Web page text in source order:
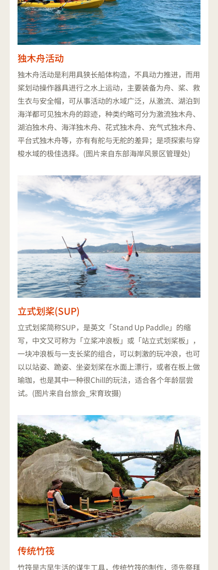
独木舟活动
独木舟活动是利用具狭长船体构造，不具动力推进，而用
桨划动操作器具进行之水上运动，主要装备为舟、桨、救
生衣与安全帽，可从事活动的水域广泛，从激流、湖泊到
海洋都可见独木舟的踪迹，种类约略可分为激流独木舟、
湖泊独木舟、海洋独木舟、花式独木舟、充气式独木舟、
平台式独木舟等，亦有有舵与无舵的差异；是项探索与穿
梭水域的极佳选择。(图片来自东部海岸风景区管理处)
立式划桨(SUP)
立式划桨简称SUP，是英文「Stand Up Paddle」的缩
写，中文又可称为「立桨冲浪板」或「站立式划桨板」，
一块冲浪板与一支长桨的组合，可以刺激的玩冲浪，也可
以以站姿、跪姿、坐姿划桨在水面上漂行，或者在板上做
瑜珈，也是其中一种很Chill的玩法，适合各个年龄层尝
试。(图片来自台旅会_宋育玫摄)
传统竹筏
竹筏是古早生活的谋生工具，传统竹筏的制作，须先祭拜